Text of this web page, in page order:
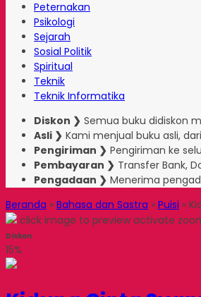
Peternakan
Psikologi
Sejarah
Sosial Politik
Spiritual
Teknik
Teknik Informatika
Diskon ❯ Semua buku didiskon
Asli ❯ Kami menjual buku asli,
Pengiriman ❯ Pengiriman ke
Pembayaran ❯ Transfer Bank,
Pengadaan ❯ Menerima
Beranda » Bahasa dan Sastra » Puisi »
click image to preview activate
Diskon
15%